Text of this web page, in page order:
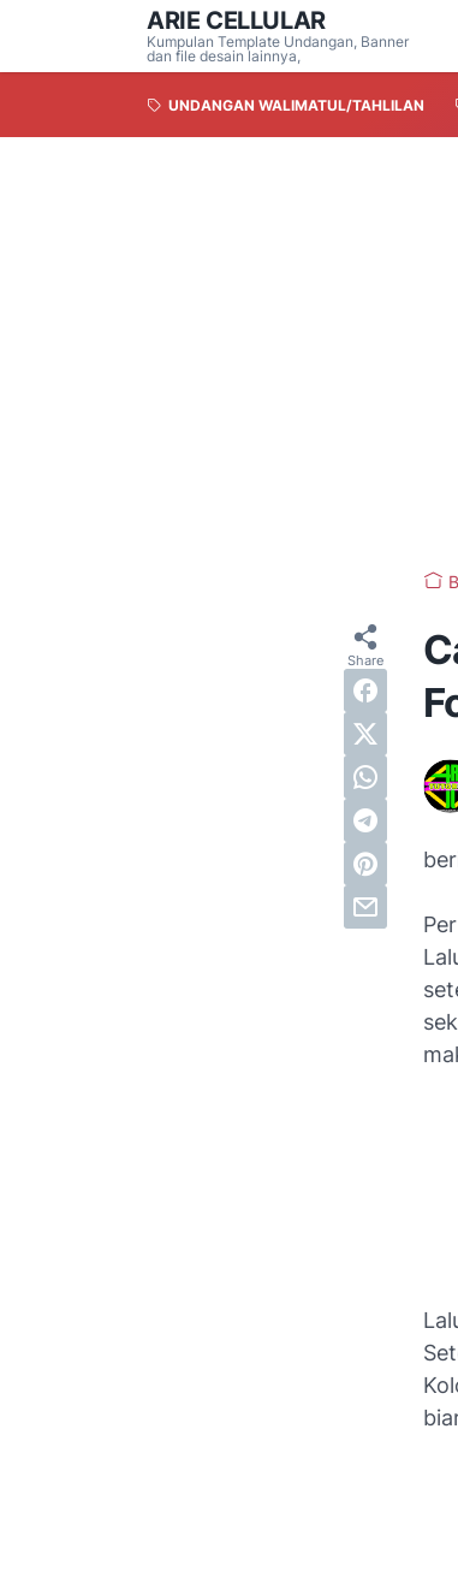
ARIE CELLULAR
Kumpulan Template Undangan, Banner
dan file desain lainnya,
UNDANGAN WALIMATUL/TAHLILAN